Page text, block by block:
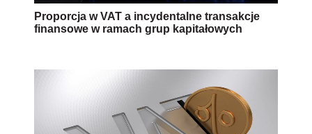
Proporcja w VAT a incydentalne transakcje
finansowe w ramach grup kapitałowych